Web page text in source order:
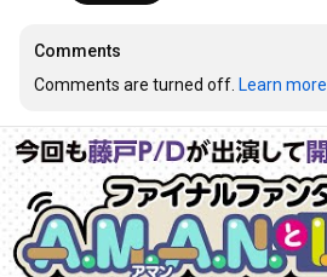
Comments
Comments are turned off. Learn more